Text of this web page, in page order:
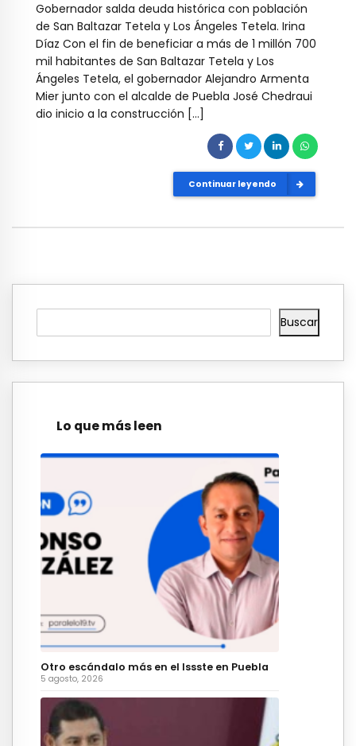
Gobernador salda deuda histórica con población
de San Baltazar Tetela y Los Ángeles Tetela. Irina
Díaz Con el fin de beneficiar a más de 1 millón 700
mil habitantes de San Baltazar Tetela y Los
Ángeles Tetela, el gobernador Alejandro Armenta
Mier junto con el alcalde de Puebla José Chedraui
dio inicio a la construcción […]
Continuar leyendo
Buscar
Lo que más leen
Otro escándalo más en el Issste en Puebla
5 agosto, 2026